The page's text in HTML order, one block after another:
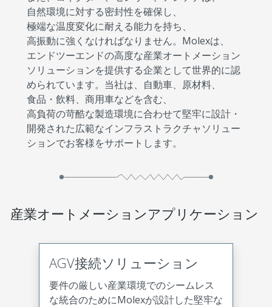
自然環境に対する密封性を確保し、
極端な温度変化に耐える能力を持ち、
高振動に強くなければなりません。Molexは、
エンドツーエンドの高度な産業オートメーション
ソリューションを提供する企業として世界的に認
められています。当社は、自動車、原材料、
食品・飲料、商用車などを含む、
高負荷の苛酷な製造環境に合わせて堅牢に設計・
開発された広範なインフラストラクチャソリュー
ションでお客様をサポートします。
産業オートメーションアプリケーション
AGV接続ソリューション
要件の厳しい産業環境でのシームレス
な統合のためにMolexが設計した堅牢な